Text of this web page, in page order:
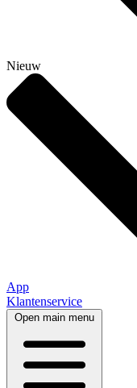
Nieuw
App
Klantenservice
Open main menu